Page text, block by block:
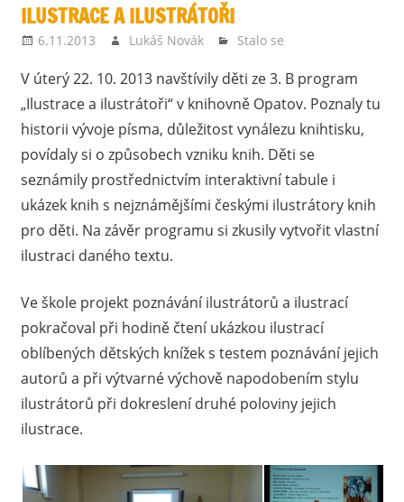
ILUSTRACE A ILUSTRÁTOŘI
6.11.2013 Lukáš Novák Stalo se
V úterý 22. 10. 2013 navštívily děti ze 3. B program
„Ilustrace a ilustrátoři“ v knihovně Opatov. Poznaly tu
historii vývoje písma, důležitost vynálezu knihtisku,
povídaly si o způsobech vzniku knih. Děti se
seznámily prostřednictvím interaktivní tabule i
ukázek knih s nejznámějšími českými ilustrátory knih
pro děti. Na závěr programu si zkusily vytvořit vlastní
ilustraci daného textu.
Ve škole projekt poznávání ilustrátorů a ilustrací
pokračoval při hodině čtení ukázkou ilustrací
oblíbených dětských knížek s testem poznávání jejich
autorů a při výtvarné výchově napodobením stylu
ilustrátorů při dokreslení druhé poloviny jejich
ilustrace.